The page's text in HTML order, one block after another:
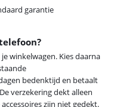
garantie
winkelwagen. Kies daarna
bedenktijd en betaalt
verzekering dekt alleen
zijn niet gedekt.